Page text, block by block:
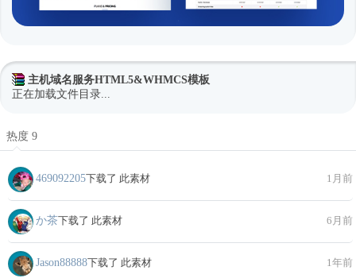
主机域名服务HTML5&WHMCS模板
正在加载文件目录...
热度 9
469092205下载了 此素材 1月前
か茶下载了 此素材 6月前
Jason88888下载了 此素材 1年前